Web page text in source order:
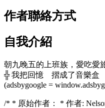
作者聯絡方式
自我介紹
朝九晚五的上班族，愛吃愛
╬ 我把回憶 摺成了音
(adsbygoogle =
/* * 原始作者： * 作者: